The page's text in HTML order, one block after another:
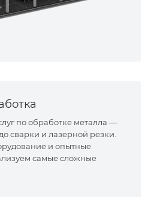
по обработке металла —
сварки и лазерной резки.
и опытные
самые сложные